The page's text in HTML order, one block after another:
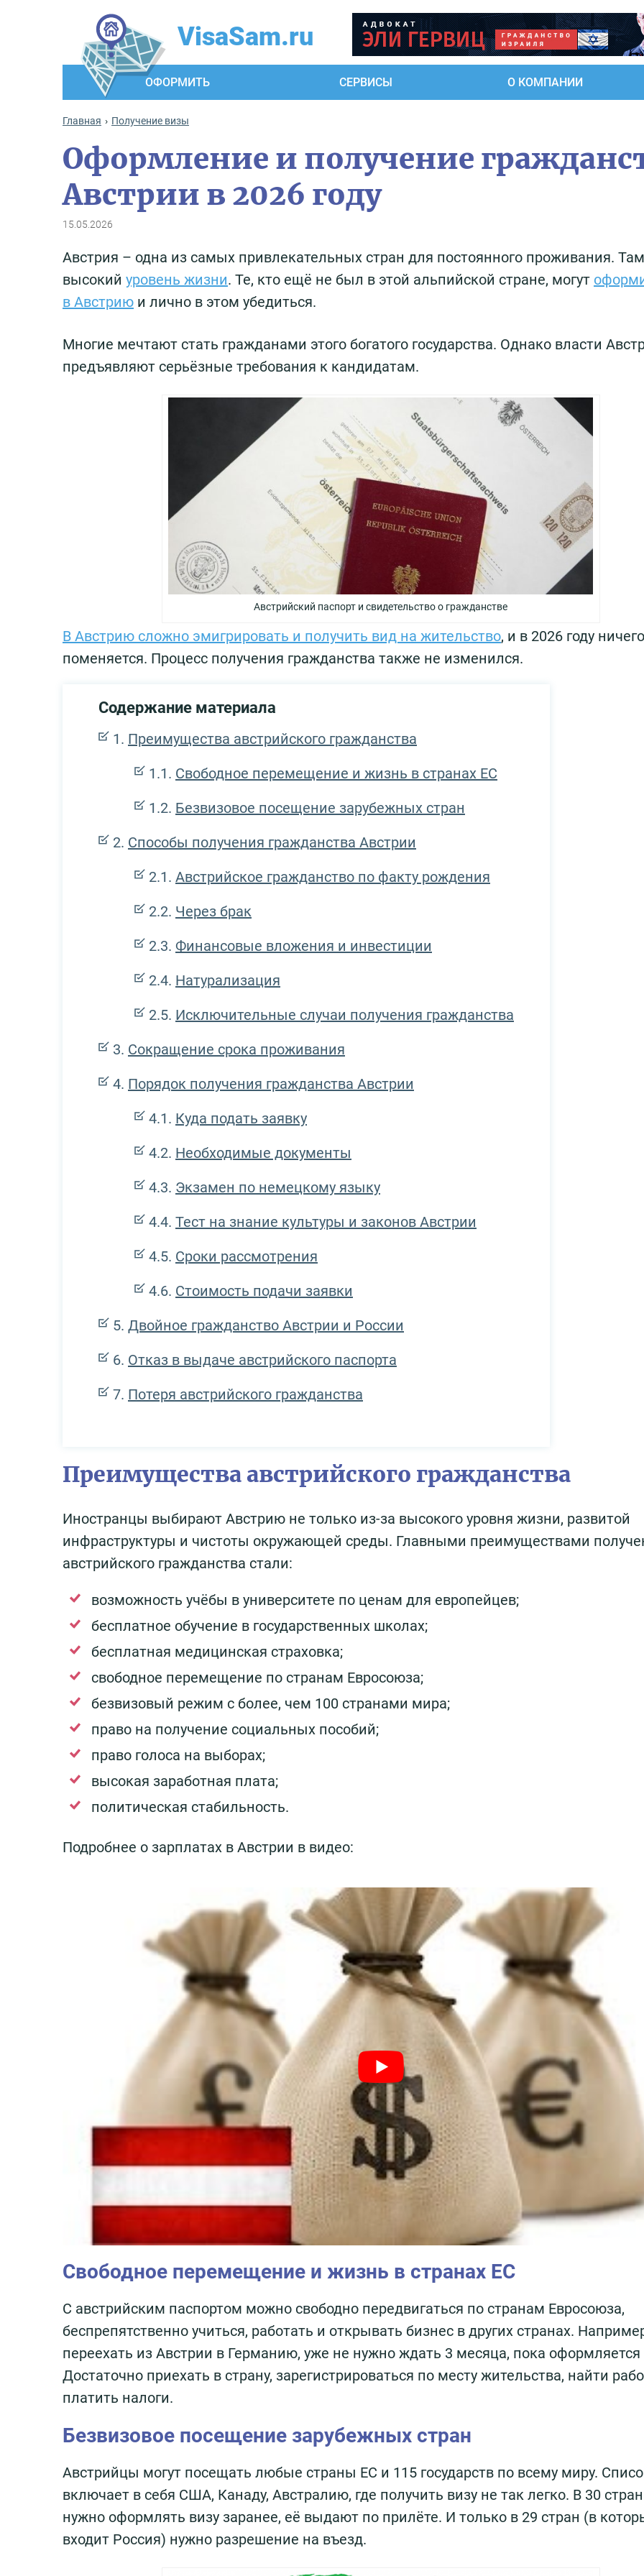
VisaSam.ru
ОФОРМИТЬ СЕРВИСЫ О КОМПАНИИ
Главная Получение визы
Оформление и получение
Австрии в 2026 году
15.05.2026
Австрия – одна из самых привлекательных стран для постоянного проживания.
высокий уровень жизни. Те, кто ещё не был в этой альпийской стране, могут
в Австрию и лично в этом убедиться.
Многие мечтают стать гражданами этого богатого государства. Однако власти
предъявляют серьёзные требования к кандидатам.
Австрийский паспорт и свидетельство о гражданстве
В Австрию сложно эмигрировать и получить вид на жительство, и в 2026 году
поменяется. Процесс получения гражданства также не изменился.
Содержание материала
Преимущества австрийского гражданства
Свободное перемещение и жизнь в странах ЕС
Безвизовое посещение зарубежных стран
Способы получения гражданства Австрии
Австрийское гражданство по факту рождения
Через брак
Финансовые вложения и инвестиции
Натурализация
Исключительные случаи получения гражданства
Сокращение срока проживания
Порядок получения гражданства Австрии
Куда подать заявку
Необходимые документы
Экзамен по немецкому языку
Тест на знание культуры и законов Австрии
Сроки рассмотрения
Стоимость подачи заявки
Двойное гражданство Австрии и России
Отказ в выдаче австрийского паспорта
Потеря австрийского гражданства
Преимущества австрийского гражданства
Иностранцы выбирают Австрию не только из-за высокого уровня жизни, развитой
инфраструктуры и чистоты окружающей среды. Главными преимуществами
австрийского гражданства стали:
возможность учёбы в университете по ценам для европейцев;
бесплатное обучение в государственных школах;
бесплатная медицинская страховка;
свободное перемещение по странам Евросоюза;
безвизовый режим с более, чем 100 странами мира;
право на получение социальных пособий;
право голоса на выборах;
высокая заработная плата;
политическая стабильность.
Подробнее о зарплатах в Австрии в видео:
Свободное перемещение и жизнь в странах ЕС
С австрийским паспортом можно свободно передвигаться по странам Евросоюза,
беспрепятственно учиться, работать и открывать бизнес в других странах.
переехать из Австрии в Германию, уже не нужно ждать 3 месяца, пока
Достаточно приехать в страну, зарегистрироваться по месту жительства, найти
платить налоги.
Безвизовое посещение зарубежных стран
Австрийцы могут посещать любые страны ЕС и 115 государств по всему миру.
включает в себя США, Канаду, Австралию, где получить визу не так легко. В 30
нужно оформлять визу заранее, её выдают по прилёте. И только в 29 стран (в
входит Россия) нужно разрешение на въезд.